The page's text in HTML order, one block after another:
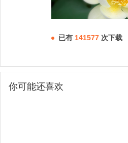
已有 141577 次下载
你可能还喜欢